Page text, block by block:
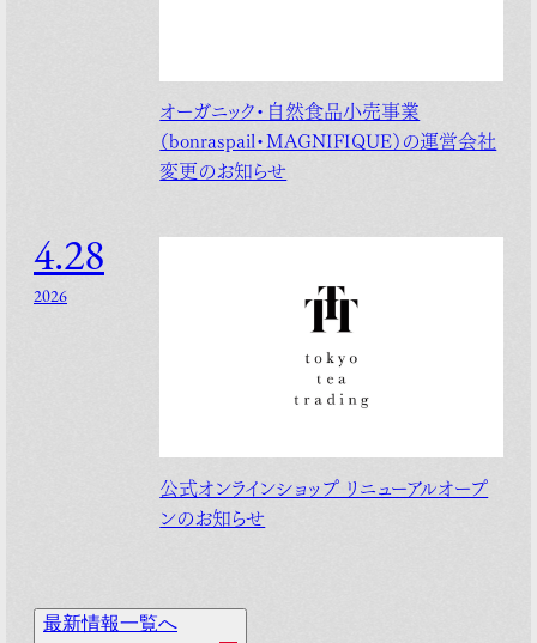
オーガニック・自然食品小売事業
（bonraspail・MAGNIFIQUE）の運営会社
変更のお知らせ
4.28
2026
公式オンラインショップ リニューアルオープ
ンのお知らせ
最新情報一覧へ